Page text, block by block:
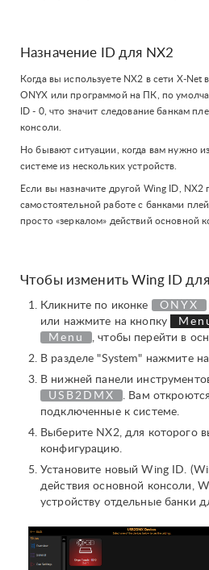
Назначение ID для NX2
Когда вы используете NX2 в сети X-Net
ONYX или программой на ПК, по
ID - 0, что значит следование банкам
консоли.
Но бывают ситуации, когда вам нужно
системе из нескольких устройств.
Если вы назначите другой Wing ID, NX2
самостоятельной работе с банками
просто «зеркалом» действий основной
Чтобы изменить Wing ID
Кликните по иконке ONYX
или нажмите на кнопку
Menu
, чтобы перейти в
В разделе "System" нажмите на
В нижней панели
USB2DMX
. Вам
подключенные к системе.
Выберите NX2, для которого
конфигурацию.
Установите новый Wing ID.
действия основной консоли,
устройству отдельные банки